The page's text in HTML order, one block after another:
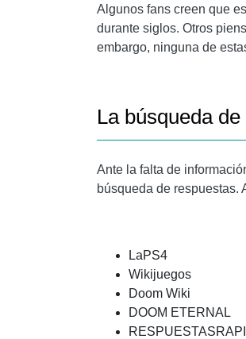
Algunos fans creen que
durante siglos. Otros
embargo, ninguna de
La búsqueda
Ante la falta de
búsqueda de respuestas.
LaPS4
Wikijuegos
Doom Wiki
DOOM ETERNAL